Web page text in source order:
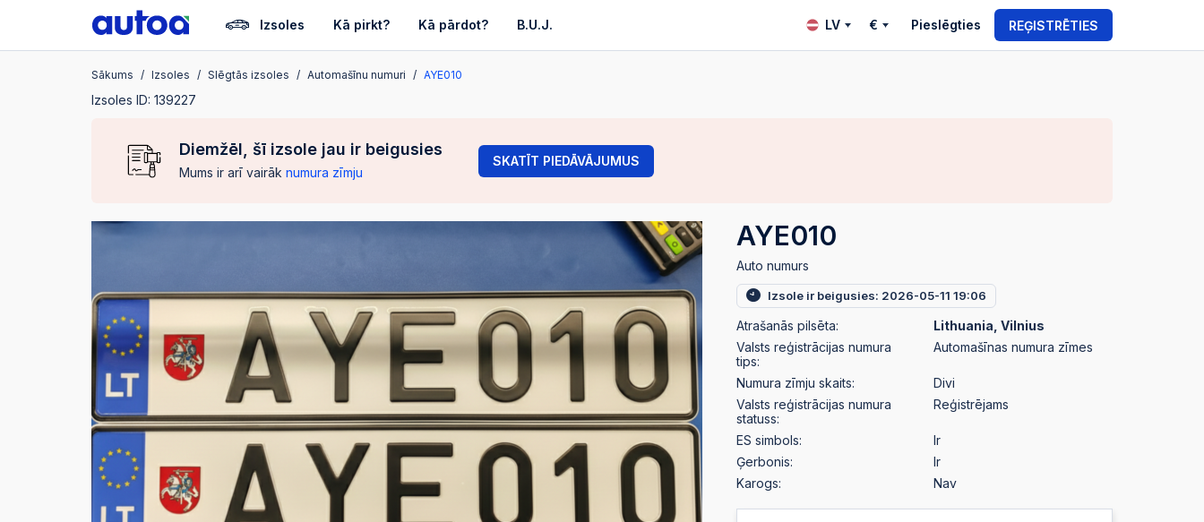
Izsoles Kā pirkt? Kā pārdot? B.U.J. LV € Pieslēgties REĢISTRĒTIES
Sākums Izsoles Slēgtās izsoles Automašīnu numuri AYE010
Izsoles ID: 139227
Diemžēl, šī izsole jau ir beigusies
Mums ir arī vairāk numura zīmju
SKATĪT PIEDĀVĀJUMUS
AYE010
Auto numurs
Izsole ir beigusies: 2026-05-11 19:06
Atrašanās pilsēta:
Lithuania, Vilnius
Valsts reģistrācijas numura
tips:
Automašīnas numura zīmes
Numura zīmju skaits:
Divi
Valsts reģistrācijas numura
statuss:
Reģistrējams
ES simbols:
Ir
Ģerbonis:
Ir
Karogs:
Nav